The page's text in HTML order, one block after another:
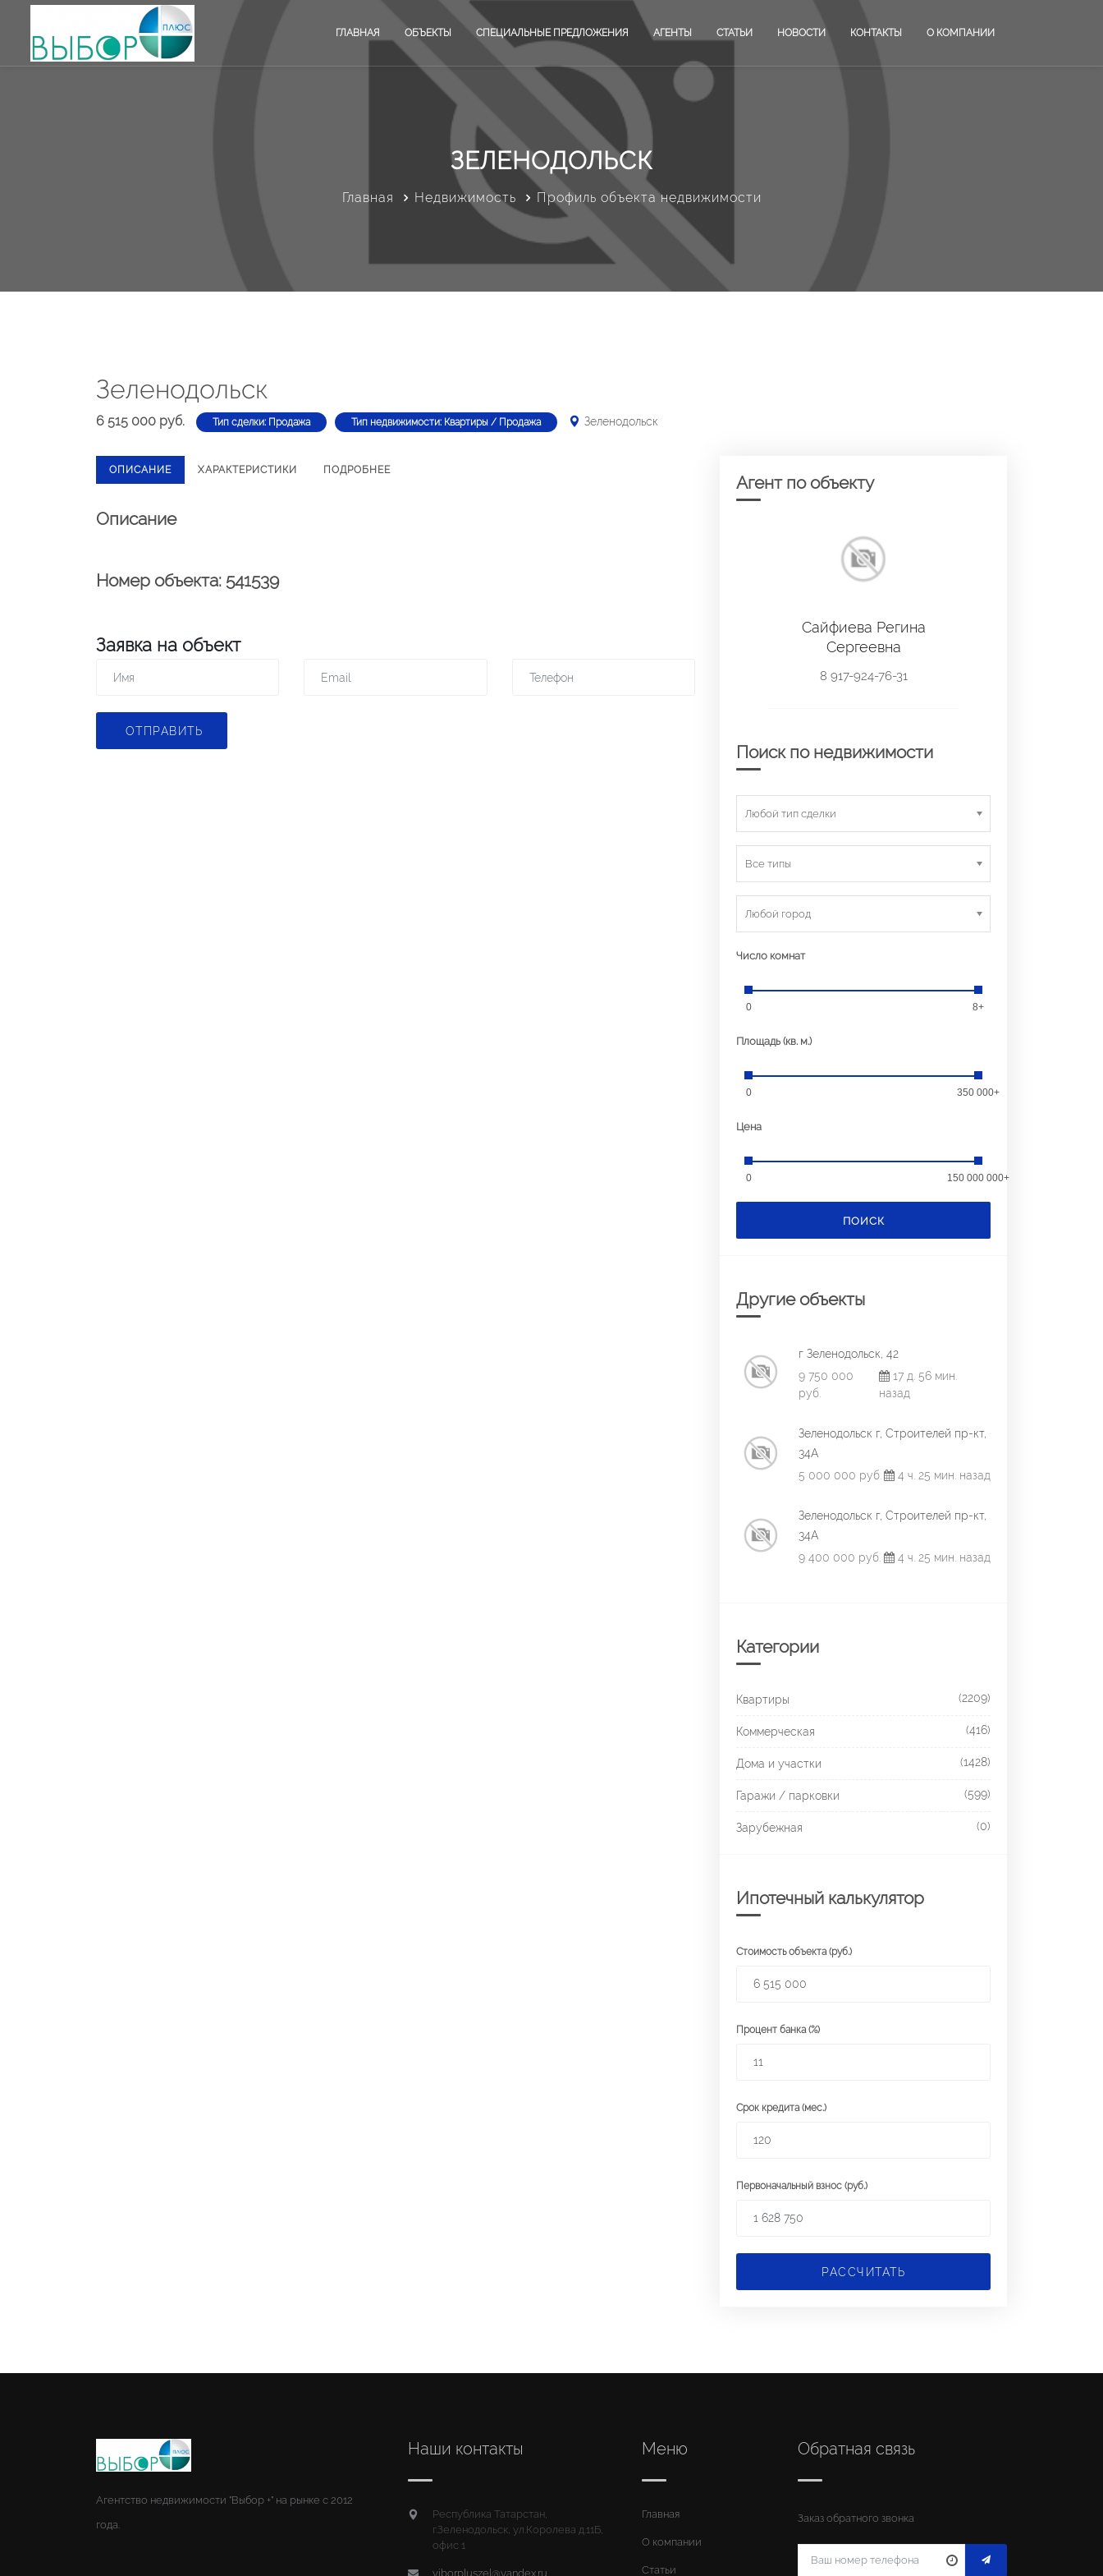
ГЛАВНАЯ ОБЪЕКТЫ СПЕЦИАЛЬНЫЕ ПРЕДЛОЖЕНИЯ АГЕНТЫ СТАТЬИ НОВОСТИ КОНТАКТЫ О КОМПАНИИ
ЗЕЛЕНОДОЛЬСК
Главная Недвижимость Профиль объекта недвижимости
Зеленодольск
6 515 000 руб. Тип сделки: Продажа Тип недвижимости: Квартиры / Продажа Зеленодольск
ОПИСАНИЕ ХАРАКТЕРИСТИКИ ПОДРОБНЕЕ
Описание
Номер объекта: 541539
Заявка на объект
ОТПРАВИТЬ
Агент по объекту
Сайфиева Регина
Сергеевна
8 917-924-76-31
Поиск по недвижимости
Любой тип сделки
Все типы
Любой город
Число комнат
0 8+
Площадь (кв. м.)
0 350 000+
Цена
0 150 000 000+
ПОИСК
Другие объекты
г Зеленодольск, 42
9 750 000
руб.
17 д. 56 мин.
назад
Зеленодольск г, Строителей пр-кт,
34А
5 000 000 руб.
4 ч. 25 мин. назад
Зеленодольск г, Строителей пр-кт,
34А
9 400 000 руб.
4 ч. 25 мин. назад
Категории
Квартиры (2209)
Коммерческая (416)
Дома и участки (1428)
Гаражи / парковки (599)
Зарубежная (0)
Ипотечный калькулятор
Стоимость объекта (руб.)
Процент банка (%)
Срок кредита (мес.)
Первоначальный взнос (руб.)
РАССЧИТАТЬ
Агентство недвижимости "Выбор +" на рынке с 2012
года.
Наши контакты
Республика Татарстан,
г.Зеленодольск, ул.Королева д.11Б,
офис 1
viborpluszel@yandex.ru
Меню
Главная
О компании
Статьи
Обратная связь
Заказ обратного звонка